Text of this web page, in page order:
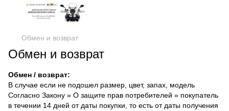
Обмен и возврат
Обмен и возврат
Обмен / возврат:
В случае если не подошел размер, цвет, запах, модель
Согласно Закону » О защите прав потребителей » покупатель
в течении 14 дней от даты покупки, то есть от даты получения